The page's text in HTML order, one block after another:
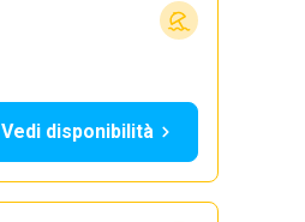
Vedi disponibilità